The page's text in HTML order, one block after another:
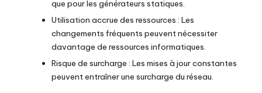
que pour les générateurs statiques.
Utilisation accrue des ressources : Les
changements fréquents peuvent nécessiter
davantage de ressources informatiques.
Risque de surcharge : Les mises à jour constantes
peuvent entraîner une surcharge du réseau.